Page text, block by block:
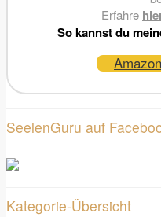
Erfahre
So kannst du
SeelenGuru auf
Kategorie-Übersicht